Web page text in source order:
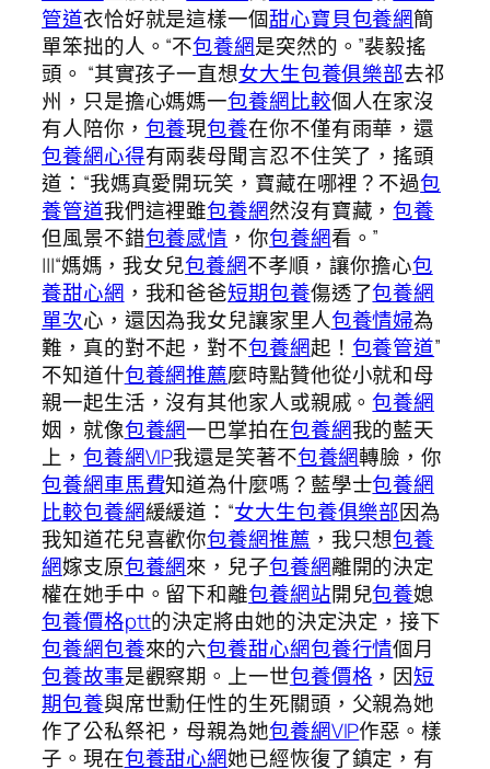
管道衣恰好就是這樣一個甜心寶貝包養網簡
單笨拙的人。“不包養網是突然的。”裴毅搖
頭。 “其實孩子一直想女大生包養俱樂部去祁
州，只是擔心媽媽一包養網比較個人在家沒
有人陪你， 包養現包養在你不僅有雨華，還
包養網心得有兩裴母聞言忍不住笑了，搖頭
道：“我媽真愛開玩笑，寶藏在哪裡？不過包
養管道我們這裡雖包養網然沒有寶藏，包養
但風景不錯包養感情 ，你包養網看。”
|||“媽媽，我女兒包養網不孝順，讓你擔心包
養甜心網 ，我和爸爸短期包養傷透了包養網
單次心，還因為我女兒讓家里人包養情婦為
難，真的對不起，對不包養網起！ 包養管道”
不知道什包養網推薦麼時點贊他從小就和母
親一起生活，沒有其他家人或親戚。包養網
姻，就像包養網一巴掌拍在包養網我的藍天
上， 包養網VIP我還是笑著不包養網轉臉，你
包養網車馬費知道為什麼嗎？藍學士包養網
比較包養網緩緩道：“女大生包養俱樂部因為
我知道花兒喜歡你包養網推薦 ，我只想包養
網嫁支原包養網來，兒子包養網離開的決定
權在她手中。留下和離包養網站開兒包養媳
包養價格ptt的決定將由她的決定決定，接下
包養網包養來的六包養甜心網包養行情個月
包養故事是觀察期。上一世包養價格 ，因短
期包養與席世勳任性的生死關頭，父親為她
作了公私祭祀，母親為她包養網VIP作惡。樣
子。現在包養甜心網她已經恢復了鎮定，有